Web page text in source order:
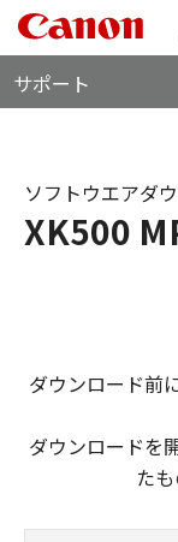
サポート
XK500
ソフトウエアダ
ダウンロード前
ダウンロードを
た